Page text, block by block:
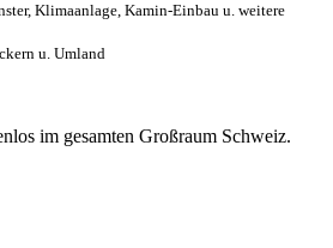
Klimaanlage, Kamin-Einbau u. weitere
u. Umland
im gesamten Großraum Schweiz.